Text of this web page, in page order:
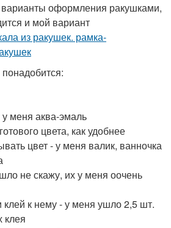
оформления ракушками,
и мой вариант
у меня аква-эмаль
цвета, как удобнее
цвет - у меня валик, ванночка
не скажу, их у меня оочень
клей к нему - у меня ушло 2,5 шт.
клея